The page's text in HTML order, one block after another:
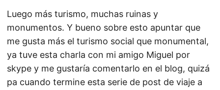
Luego más turismo, muchas ruinas y
monumentos. Y bueno sobre esto apuntar que
me gusta más el turismo social que monumental,
ya tuve esta charla con mi amigo Miguel por
skype y me gustaría comentarlo en el blog, quizá
pa cuando termine esta serie de post de viaje a